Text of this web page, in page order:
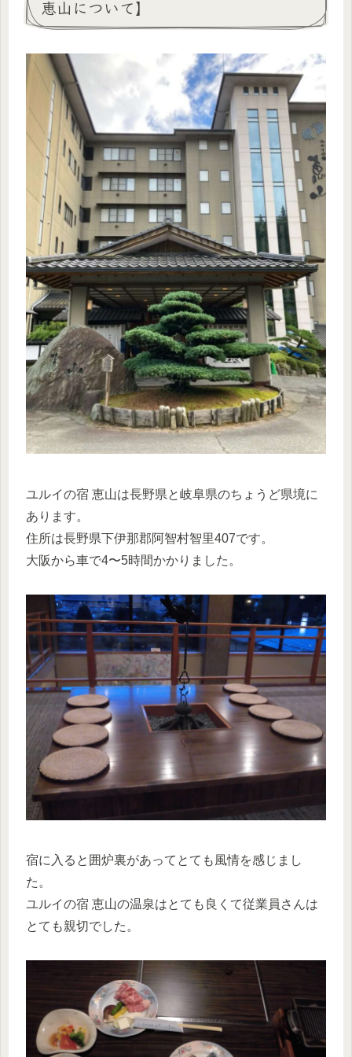
恵山について】
ユルイの宿 恵山は長野県と岐阜県のちょうど県境に
あります。
住所は長野県下伊那郡阿智村智里407です。
大阪から車で4〜5時間かかりました。
宿に入ると囲炉裏があってとても風情を感じまし
た。
ユルイの宿 恵山の温泉はとても良くて従業員さんは
とても親切でした。